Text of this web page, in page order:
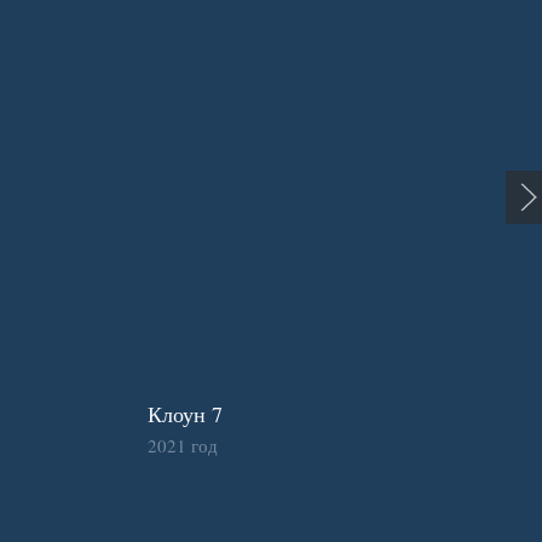
Клоун 7
2021 год